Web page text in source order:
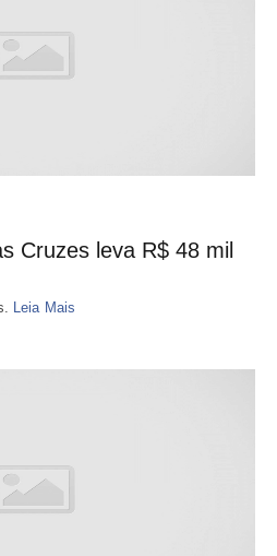
Cruzes leva R$ 48 mil
Leia Mais